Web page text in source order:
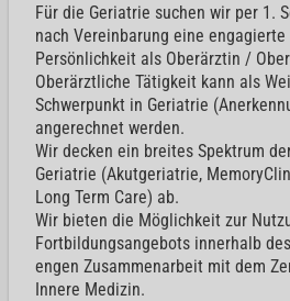
Für die Geriatrie suchen wir per 1.
nach Vereinbarung eine
Persönlichkeit als Oberärztin /
Oberärztliche Tätigkeit kann als
Schwerpunkt in Geriatrie
angerechnet werden.
Wir decken ein breites Spektrum
Geriatrie (Akutgeriatrie,
Long Term Care) ab.
Wir bieten die Möglichkeit zur
Fortbildungsangebots innerhalb
engen Zusammenarbeit mit dem
Innere Medizin.